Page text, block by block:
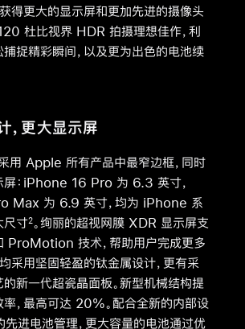
得更大的显示屏和更加先进的摄像头
杜比视界 HDR 拍摄理想佳作，利
捉精彩瞬间，以及更为出色的电池续
，更大显示屏
用 Apple 所有产品中最窄边框，同时
屏：iPhone 16 Pro 为 6.3 英寸，
Max 为 6.9 英寸，均为 iPhone 系
尺寸2。绚丽的超视网膜 XDR 显示屏支
ProMotion 技术，帮助用户完成更多
采用坚固轻盈的钛金属设计，更有采
新一代超瓷晶面板。新型机械结构提
，最高可达 20%。配合全新的内部设
先进电池管理，更大容量的电池通过优